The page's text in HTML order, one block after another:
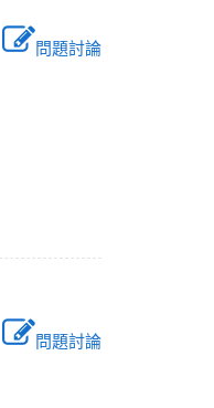
問題討論
問題討論